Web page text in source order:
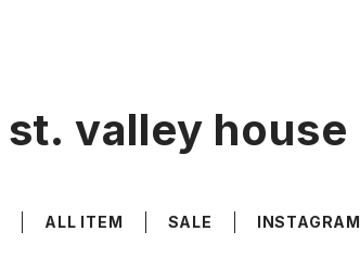
st. valley house
ALL ITEM SALE INSTAGRAM